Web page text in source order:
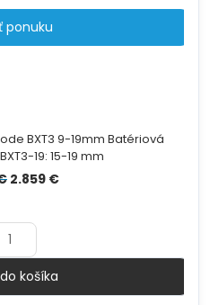
ponuku
BXT3 9-19mm Batériová
19: 15-19 mm
Pôvodná
3.100 €.
2.859 €Aktuálna
Množstvo
košíka